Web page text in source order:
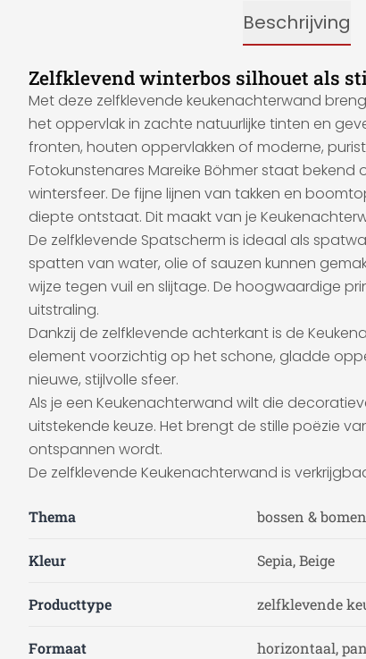
Beschrijving
Zelfklevend winterbos silhouet als
Met deze zelfklevende keukenachterwand
het oppervlak in zachte natuurlijke tinten en
fronten, houten oppervlakken of moderne,
Fotokunstenares Mareike Böhmer staat
wintersfeer. De fijne lijnen van takken en
diepte ontstaat. Dit maakt van je
De zelfklevende Spatscherm is ideaal als
spatten van water, olie of sauzen kunnen
wijze tegen vuil en slijtage. De hoogwaardige
uitstraling.
Dankzij de zelfklevende achterkant is de
element voorzichtig op het schone, gladde
nieuwe, stijlvolle sfeer.
Als je een Keukenachterwand wilt die
uitstekende keuze. Het brengt de stille poëzie
ontspannen wordt.
De zelfklevende Keukenachterwand is
Thema bossen & bomen
Kleur Sepia, Beige
Producttype zelfklevende
Formaat horizontaal,